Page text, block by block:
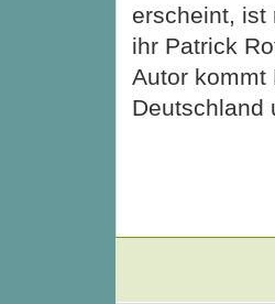
erscheint, ist
ihr Patrick
Autor kommt
Deutschland